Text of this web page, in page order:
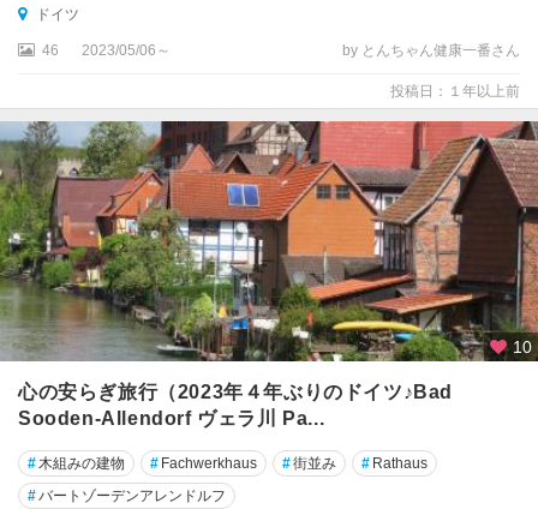
イ
ン
シ
ュ
ヴ
ァ
ル
ツ
ヴ
ァ
ル
ト
シ
ュ
ヴ
ェ
リ
ドイツ
46 2023/05/06～ by とんちゃん健康一番さん
投稿日：１年以上前
10
心の安らぎ旅行（2023年４年ぶりのドイツ♪Bad
Sooden-Allendorf ヴェラ川 Pa...
# 木組みの建物 # Fachwerkhaus #街並み # Rathaus
#バートゾーデンアレンドルフ